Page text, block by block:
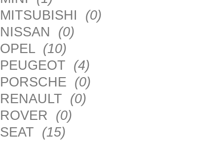
MITSUBISHI (0)
NISSAN (0)
OPEL (10)
PEUGEOT (4)
PORSCHE (0)
RENAULT (0)
ROVER (0)
SEAT (15)